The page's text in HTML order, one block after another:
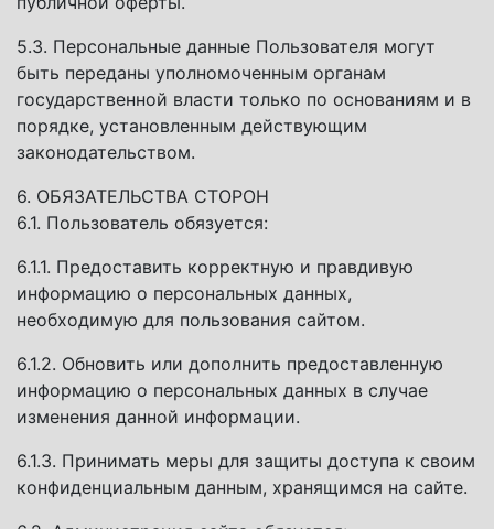
5.3. Персональные данные Пользователя могут
быть переданы уполномоченным органам
государственной власти только по основаниям и в
порядке, установленным действующим
законодательством.
6. ОБЯЗАТЕЛЬСТВА СТОРОН
6.1. Пользователь обязуется:
6.1.1. Предоставить корректную и правдивую
информацию о персональных данных,
необходимую для пользования сайтом.
6.1.2. Обновить или дополнить предоставленную
информацию о персональных данных в случае
изменения данной информации.
6.1.3. Принимать меры для защиты доступа к своим
конфиденциальным данным, хранящимся на сайте.